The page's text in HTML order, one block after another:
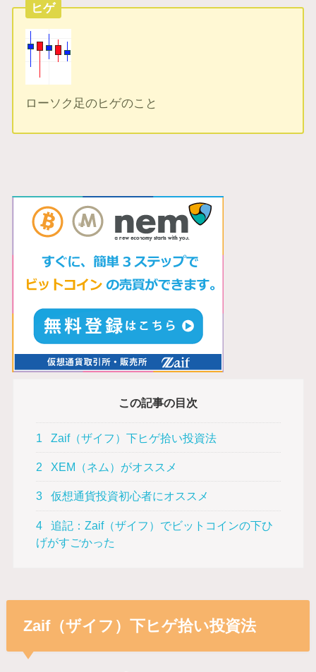
ヒゲ
ローソク足のヒゲのこと
この記事の目次
1 Zaif（ザイフ）下ヒゲ拾い投資法
2 XEM（ネム）がオススメ
3 仮想通貨投資初心者にオススメ
4
追記：Zaif（ザイフ）でビットコインの下ひ
げがすごかった
Zaif（ザイフ）下ヒゲ拾い投資法